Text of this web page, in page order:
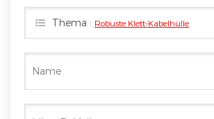
eine Nachricht. Wir werden Ihnen so
antwortenThema : Robuste Klett-Kabelhülle